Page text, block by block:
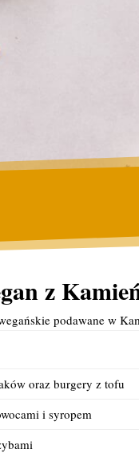
z
podawane w
oraz burgery z tofu
i syropem